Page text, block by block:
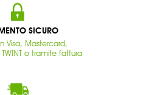
SICURO
Visa, Mastercard,
o tramite fattura